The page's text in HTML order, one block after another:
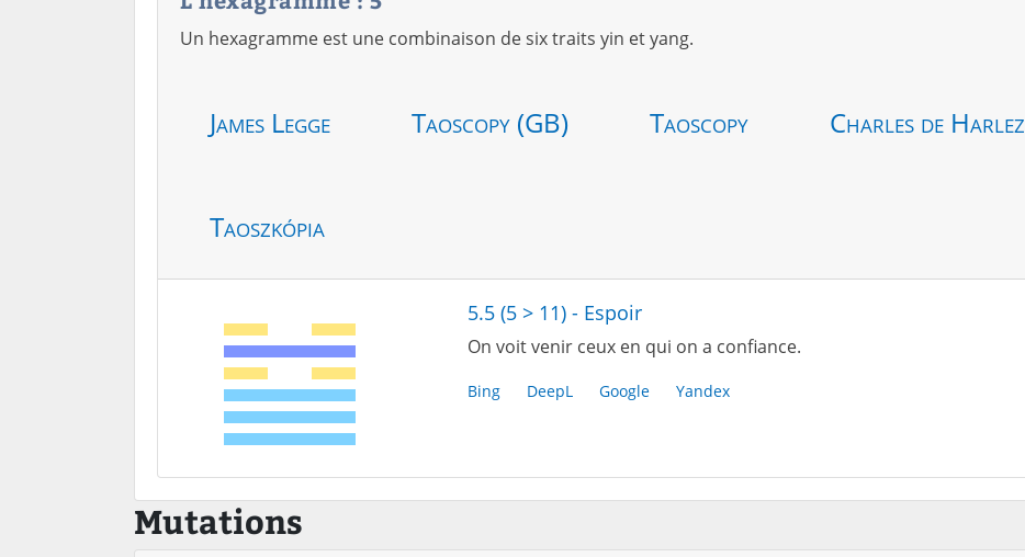
Un hexagramme est une combinaison de six traits yin et yang.
James Legge Taoscopy (GB) Taoscopy Charles de Harlez
Taoszkópia
5.5 (5 > 11) - Espoir
On voit venir ceux en qui on a confiance.
Bing DeepL Google Yandex
Mutations